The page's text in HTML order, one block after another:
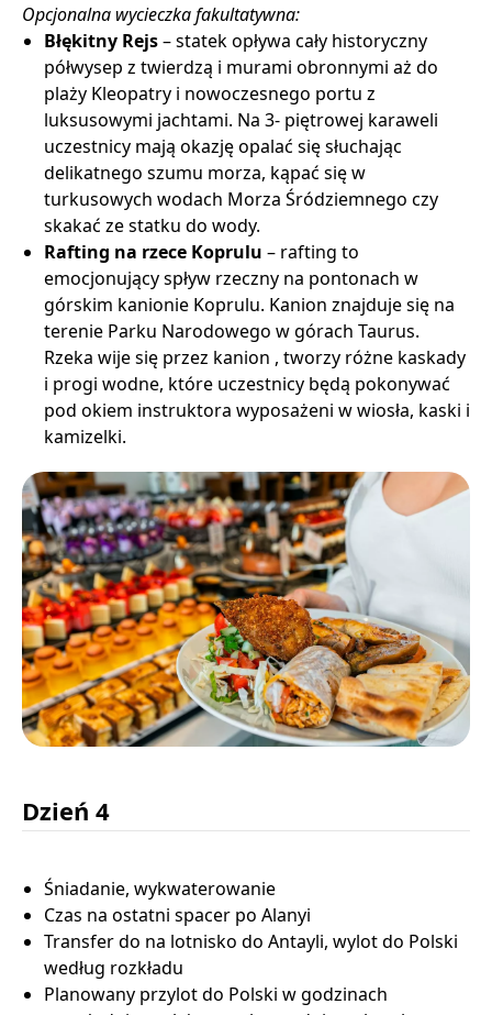
Opcjonalna wycieczka fakultatywna:
Błękitny Rejs– statek opływa cały historyczny
półwysep z twierdzą i murami obronnymi aż do
plaży Kleopatry i nowoczesnego portu z
luksusowymi jachtami. Na 3- piętrowej karaweli
uczestnicy mają okazję opalać się słuchając
delikatnego szumu morza, kąpać się w
turkusowych wodach Morza Śródziemnego czy
skakać ze statku do wody.
Rafting na rzece Koprulu – rafting to
emocjonujący spływ rzeczny na pontonach w
górskim kanionie Koprulu. Kanion znajduje się na
terenie Parku Narodowego w górach Taurus.
Rzeka wije się przez kanion , tworzy różne kaskady
i progi wodne, które uczestnicy będą pokonywać
pod okiem instruktora wyposażeni w wiosła, kaski i
kamizelki.
Dzień 4
Śniadanie, wykwaterowanie
Czas na ostatni spacer po Alanyi
Transfer do na lotnisko do Antayli, wylot do Polski
według rozkładu
Planowany przylot do Polski w godzinach